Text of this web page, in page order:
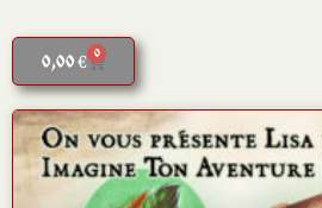
0,00€ 0
Panier